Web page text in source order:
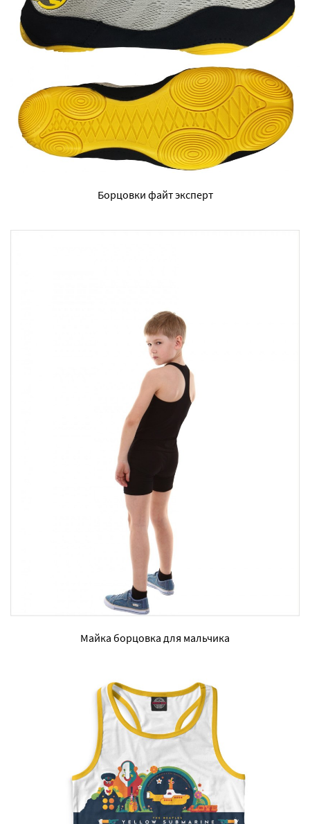
Борцовки файт эксперт
Майка борцовка для мальчика